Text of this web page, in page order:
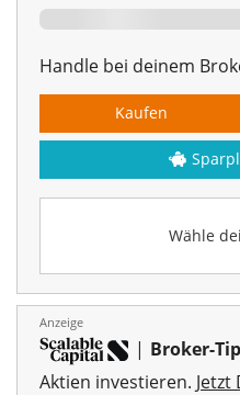
Handle bei deinem
Wähle
Kaufen
Anzeige
| Broker-
Aktien investieren.